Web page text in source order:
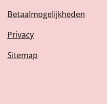
Betaalmogelijkheden
Privacy
Sitemap